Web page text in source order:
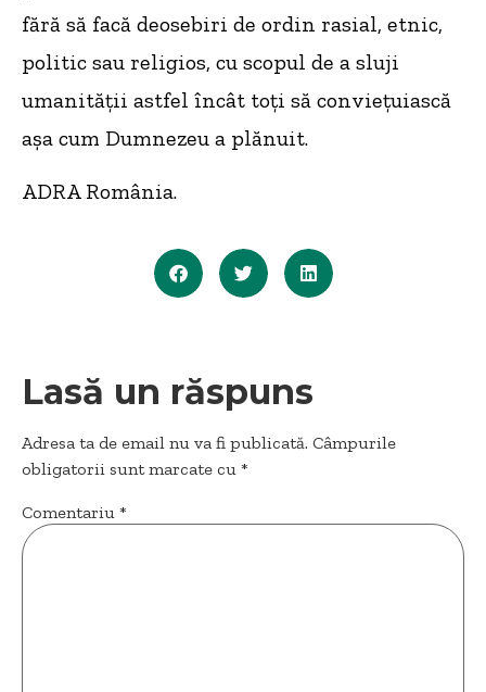
fără să facă deosebiri de ordin rasial, etnic,
politic sau religios, cu scopul de a sluji
umanității astfel încât toți să conviețuiască
așa cum Dumnezeu a plănuit.
ADRA România.
Lasă un răspuns
Adresa ta de email nu va fi publicată. Câmpurile
obligatorii sunt marcate cu *
Comentariu *